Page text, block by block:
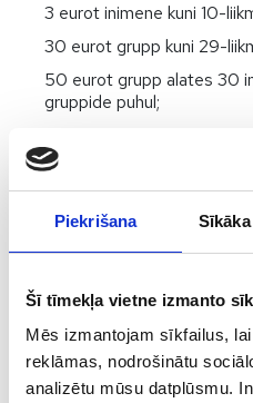
Piekrišana
Šī tīmekļa vietne izmanto
Mēs izmantojam sīkfailus,
reklāmas, nodrošinātu
analizētu mūsu datplūsmu.
3 eurot inimene kuni 10-
30 eurot grupp kuni 29-
50 eurot grupp alates 30
gruppide puhul;
3,50 eurot inimene kuni
Kuidas kohale
Oma transpordiga või
liinidel Madona-Gulbene,